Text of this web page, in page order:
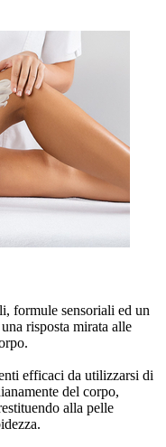
formule sensoriali ed un
risposta mirata alle
efficaci da utilizzarsi di
del corpo,
alla pelle